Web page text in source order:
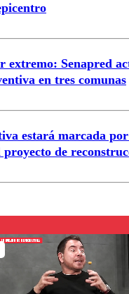
extremo: Senapred
en tres comunas
estará marcada
de